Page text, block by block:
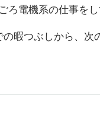
電機系の仕事をし
暇つぶしから、次